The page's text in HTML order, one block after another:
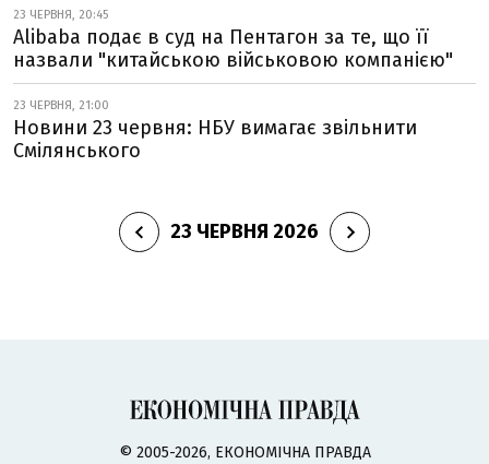
23 ЧЕРВНЯ, 20:45
Alibaba подає в суд на Пентагон за те, що її
назвали "китайською військовою компанією"
23 ЧЕРВНЯ, 21:00
Новини 23 червня: НБУ вимагає звільнити
Смілянського
23 ЧЕРВНЯ 2026
© 2005-2026, ЕКОНОМІЧНА ПРАВДА